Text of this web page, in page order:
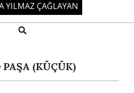
YILMAZ ÇAĞLAYAN
Search
(KÜÇÜK)